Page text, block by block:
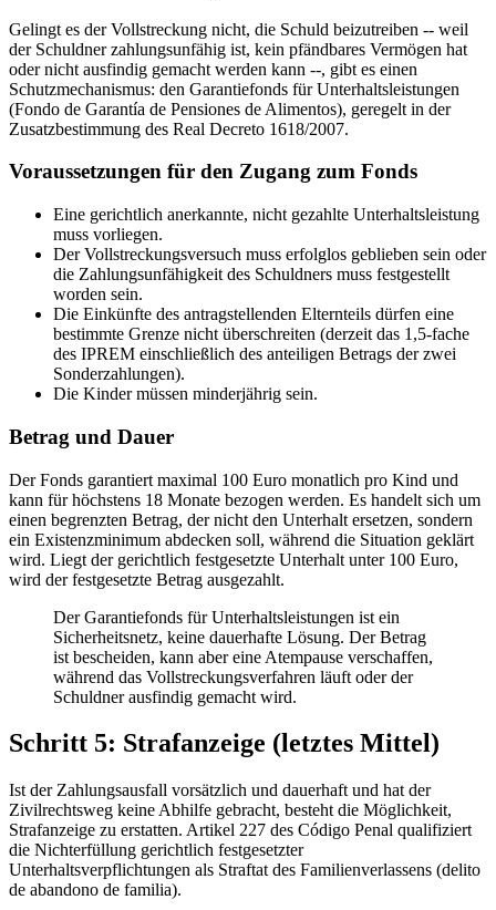
Gelingt es der Vollstreckung nicht, die Schuld beizutreiben -- weil
der Schuldner zahlungsunfähig ist, kein pfändbares Vermögen hat
oder nicht ausfindig gemacht werden kann --, gibt es einen
Schutzmechanismus: den Garantiefonds für Unterhaltsleistungen
(Fondo de Garantía de Pensiones de Alimentos), geregelt in der
Zusatzbestimmung des Real Decreto 1618/2007.
Voraussetzungen für den Zugang zum Fonds
Eine gerichtlich anerkannte, nicht gezahlte Unterhaltsleistung
muss vorliegen.
Der Vollstreckungsversuch muss erfolglos geblieben sein oder
die Zahlungsunfähigkeit des Schuldners muss festgestellt
worden sein.
Die Einkünfte des antragstellenden Elternteils dürfen eine
bestimmte Grenze nicht überschreiten (derzeit das 1,5-fache
des IPREM einschließlich des anteiligen Betrags der zwei
Sonderzahlungen).
Die Kinder müssen minderjährig sein.
Betrag und Dauer
Der Fonds garantiert maximal 100 Euro monatlich pro Kind und
kann für höchstens 18 Monate bezogen werden. Es handelt sich um
einen begrenzten Betrag, der nicht den Unterhalt ersetzen, sondern
ein Existenzminimum abdecken soll, während die Situation geklärt
wird. Liegt der gerichtlich festgesetzte Unterhalt unter 100 Euro,
wird der festgesetzte Betrag ausgezahlt.
Der Garantiefonds für Unterhaltsleistungen ist ein
Sicherheitsnetz, keine dauerhafte Lösung. Der Betrag
ist bescheiden, kann aber eine Atempause verschaffen,
während das Vollstreckungsverfahren läuft oder der
Schuldner ausfindig gemacht wird.
Schritt 5: Strafanzeige (letztes Mittel)
Ist der Zahlungsausfall vorsätzlich und dauerhaft und hat der
Zivilrechtsweg keine Abhilfe gebracht, besteht die Möglichkeit,
Strafanzeige zu erstatten. Artikel 227 des Código Penal qualifiziert
die Nichterfüllung gerichtlich festgesetzter
Unterhaltsverpflichtungen als Straftat des Familienverlassens (delito
de abandono de familia).